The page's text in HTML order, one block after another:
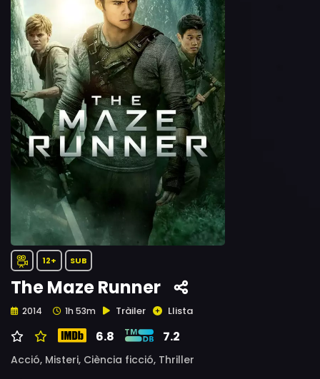
12+ SUB
The Maze Runner
2014 1h 53m Tràiler Llista
6.8 7.2
Acció, Misteri, Ciència ficció, Thriller